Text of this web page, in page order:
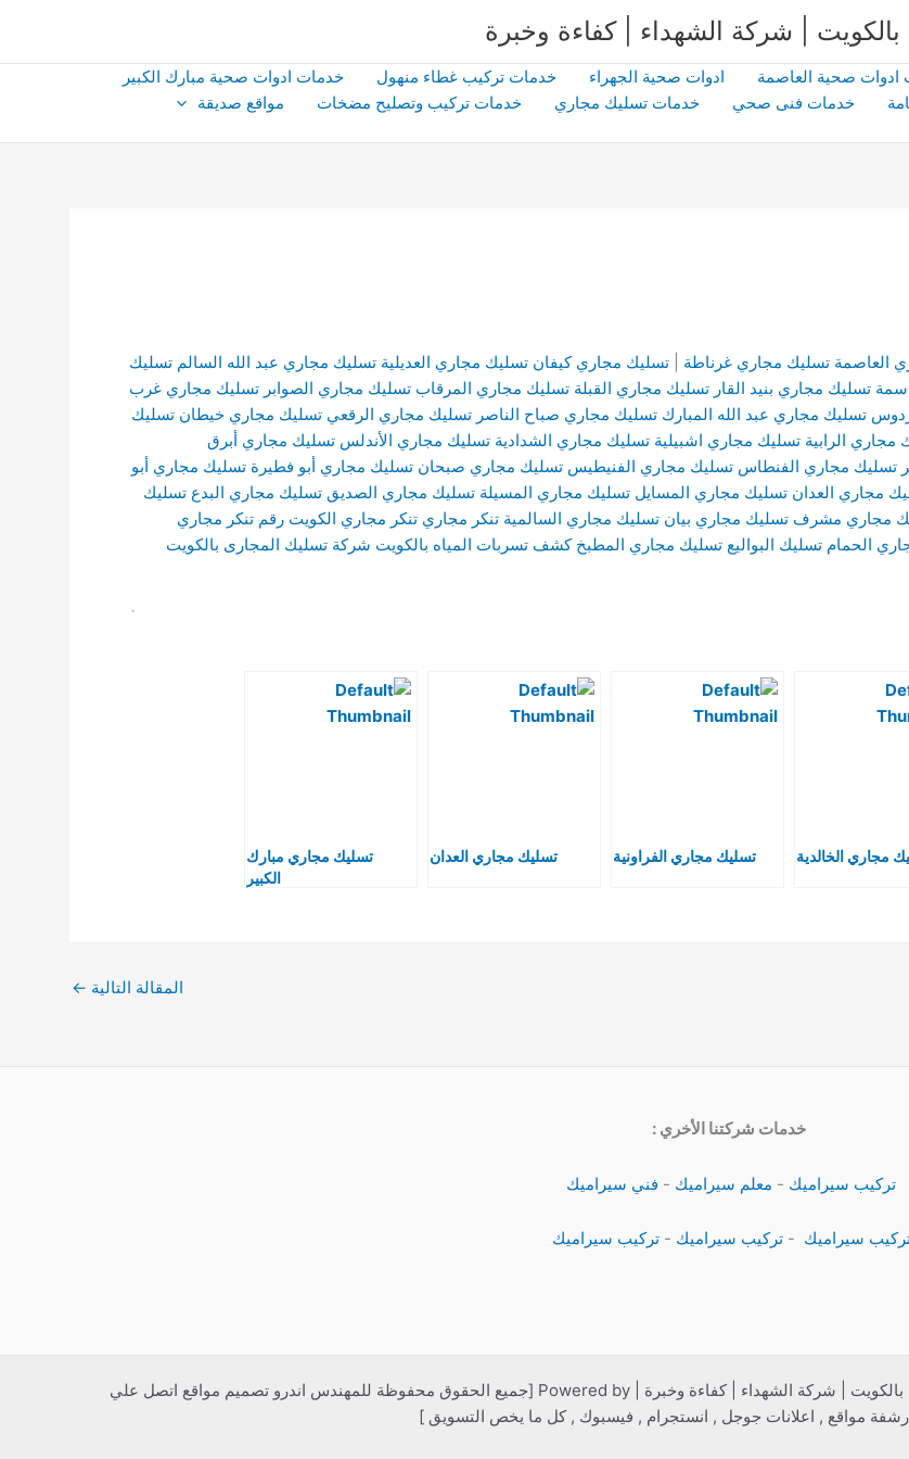
ادوات صحية العاصمة ادوات صحية الجهراء خدمات تركيب غطاء منهول
خدمات ادوات صحية مبارك الكبير
خدمات فنى صحي خدمات تسليك مجاري خدمات تركيب وتصليح مضخات
مواقع صديقة
العاصمة تسليك مجاري غرناطة تسليك مجاري كيفان تسليك مجاري العديلية تسليك مجاري عبد الله السالم تسليك
تسليك مجاري بنيد القار تسليك مجاري القبلة تسليك مجاري المرقاب تسليك مجاري الصوابر تسليك مجاري غرب
تسليك مجاري عبد الله المبارك تسليك مجاري صباح الناصر تسليك مجاري الرقعي تسليك مجاري خيطان تسليك
مجاري الرابية تسليك مجاري اشبيلية تسليك مجاري الشدادية تسليك مجاري الأندلس تسليك مجاري أبرق
تسليك مجاري الفنطاس تسليك مجاري الفنيطيس تسليك مجاري صبحان تسليك مجاري أبو فطيرة تسليك مجاري أبو
مجاري العدان تسليك مجاري المسايل تسليك مجاري المسيلة تسليك مجاري الصديق تسليك مجاري البدع تسليك
مجاري مشرف تسليك مجاري بيان تسليك مجاري السالمية تنكر مجاري تنكر مجاري الكويت رقم تنكر مجاري
الحمام تسليك البواليع تسليك مجاري المطبخ كشف تسربات المياه بالكويت شركة تسليك المجارى بالكويت
.
مجاري الخالدية تسليك مجاري الفراونية تسليك مجاري العدان
تسليك مجاري مبارك
الكبير
المقالة التالية ←
خدمات شركتنا الأخري :
تركيب سيراميك - معلم سيراميك - فني سيراميك
سيراميك - تركيب سيراميك -تركيب سيراميك
Copyright © 2026 ادوات صحية الكويت 51120552 سباك صحي بالكويت | شركة الشهداء | كفاءة وخبرة | Powered by [جميع الحقوق محفوظة للمهندس اندرو تصميم مواقع اتصل علي